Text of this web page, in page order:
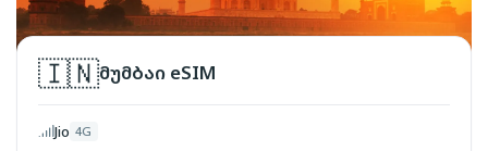
🇮🇳მუმბაიeSIM
Jio 4G